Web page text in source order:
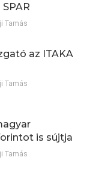
Tamás
az ITAKA
Tamás
is sújtja
Tamás